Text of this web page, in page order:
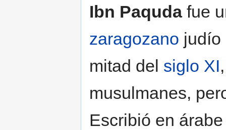
Ibn Paqudafue
zaragozano judío
mitad del siglo XI
musulmanes,
Escribió en